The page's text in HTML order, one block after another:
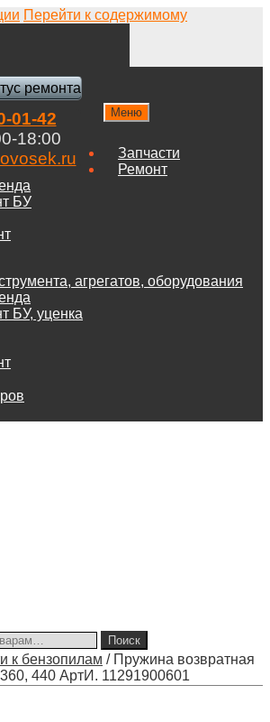
Перейти к содержимому
ремонта
01-42
18:00
Меню
Запчасти
Ремонт
БУ
агрегатов, оборудования
БУ, уценка
Поиск
к бензопилам / Пружина возвратная
440 АртИ. 11291900601